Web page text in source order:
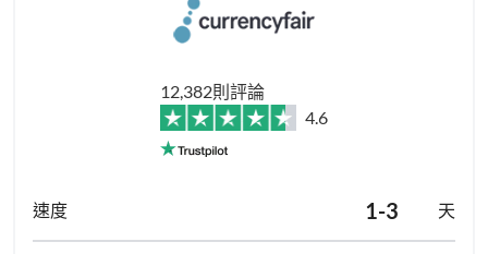
12,382則評論
4.6
1-3 天